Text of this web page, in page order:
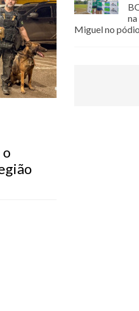
Miguel no pódio